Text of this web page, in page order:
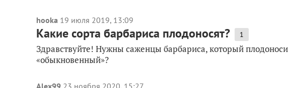
hooka 19 июля 2019, 13:09
Какие сорта барбариса плодоносят? 1
Здравствуйте! Нужны саженцы барбариса, который
«обыкновенный»?
Alex99 23 ноября 2020, 15:27